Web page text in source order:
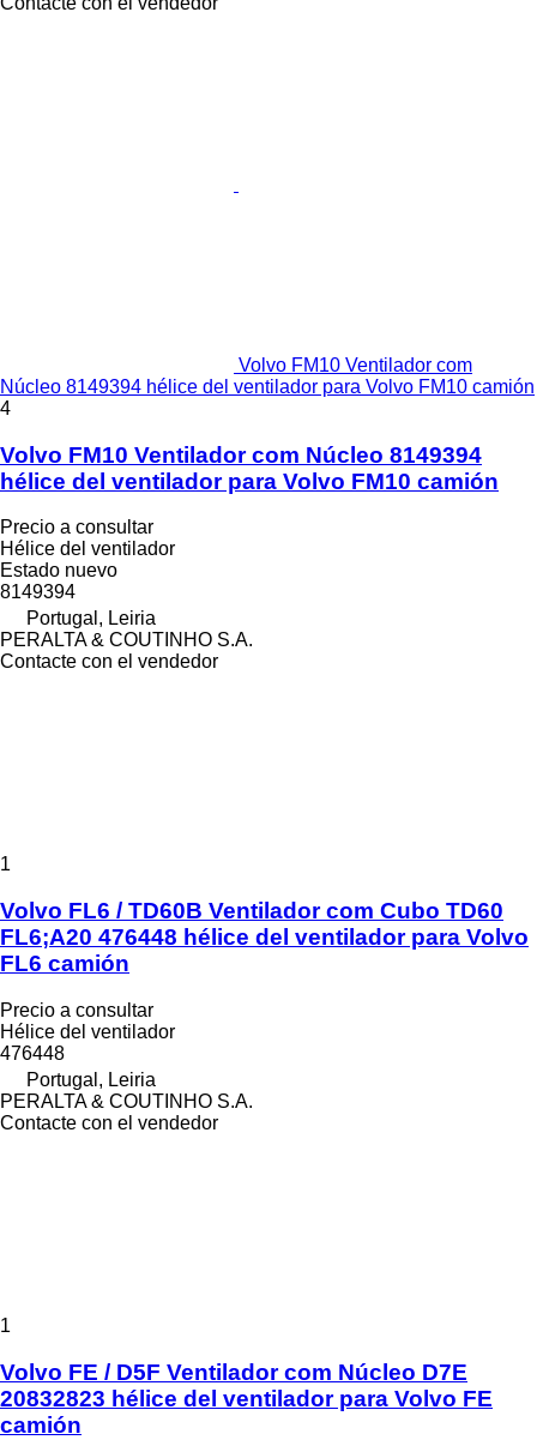
Volvo FM10 Ventilador com
Núcleo 8149394 hélice del ventilador para Volvo FM10 camión
4
Volvo FM10 Ventilador com Núcleo 8149394
hélice del ventilador para Volvo FM10 camión
Precio a consultar
Hélice del ventilador
Estado nuevo
8149394
Portugal, Leiria
PERALTA & COUTINHO S.A.
Contacte con el vendedor
1
Volvo FL6 / TD60B Ventilador com Cubo TD60
FL6;A20 476448 hélice del ventilador para Volvo
FL6 camión
Precio a consultar
Hélice del ventilador
476448
Portugal, Leiria
PERALTA & COUTINHO S.A.
Contacte con el vendedor
1
Volvo FE / D5F Ventilador com Núcleo D7E
20832823 hélice del ventilador para Volvo FE
camión